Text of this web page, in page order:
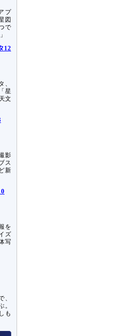
プ
図
で
12
、
星
文
影
ス
新
を
ズ
写
、
。
も